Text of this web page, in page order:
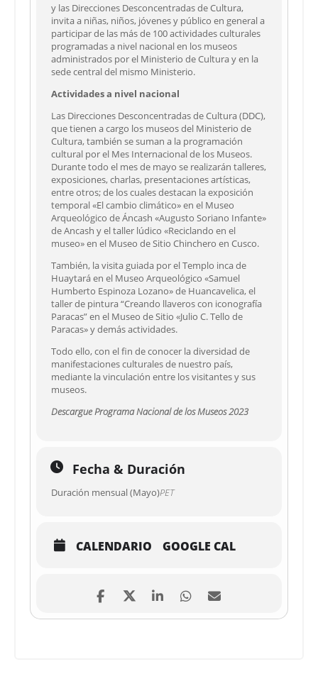
y las Direcciones Desconcentradas de Cultura,
invita a niñas, niños, jóvenes y público en general a
participar de las más de 100 actividades culturales
programadas a nivel nacional en los museos
administrados por el Ministerio de Cultura y en la
sede central del mismo Ministerio.
Actividades a nivel nacional
Las Direcciones Desconcentradas de Cultura (DDC),
que tienen a cargo los museos del Ministerio de
Cultura, también se suman a la programación
cultural por el Mes Internacional de los Museos.
Durante todo el mes de mayo se realizarán talleres,
exposiciones, charlas, presentaciones artísticas,
entre otros; de los cuales destacan la exposición
temporal «El cambio climático» en el Museo
Arqueológico de Áncash «Augusto Soriano Infante»
de Ancash y el taller lúdico «Reciclando en el
museo» en el Museo de Sitio Chinchero en Cusco.
También, la visita guiada por el Templo inca de
Huaytará en el Museo Arqueológico «Samuel
Humberto Espinoza Lozano» de Huancavelica, el
taller de pintura “Creando llaveros con iconografía
Paracas” en el Museo de Sitio «Julio C. Tello de
Paracas» y demás actividades.
Todo ello, con el fin de conocer la diversidad de
manifestaciones culturales de nuestro país,
mediante la vinculación entre los visitantes y sus
museos.
Descargue Programa Nacional de los Museos 2023
Fecha & Duración
Duración mensual (Mayo)PET
CALENDARIO GOOGLE CAL